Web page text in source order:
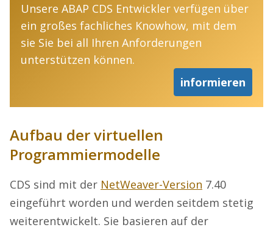
Unsere ABAP CDS Entwickler verfügen über
ein großes fachliches Knowhow, mit dem
sie Sie bei all Ihren Anforderungen
unterstützen können.
informieren
Aufbau der virtuellen
Programmiermodelle
CDS sind mit der NetWeaver-Version 7.40
eingeführt worden und werden seitdem stetig
weiterentwickelt. Sie basieren auf der